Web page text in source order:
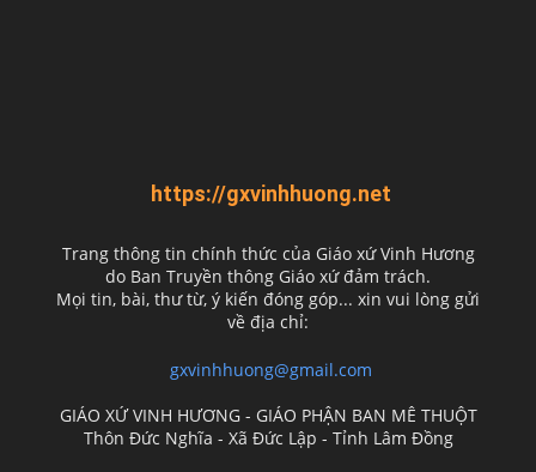
https://gxvinhhuong.net
Trang thông tin chính thức của Giáo xứ Vinh Hương
do Ban Truyền thông Giáo xứ đảm trách.
Mọi tin, bài, thư từ, ý kiến đóng góp... xin vui lòng gửi
về địa chỉ:
gxvinhhuong@gmail.com
GIÁO XỨ VINH HƯƠNG - GIÁO PHẬN BAN MÊ THUỘT
Thôn Đức Nghĩa - Xã Đức Lập - Tỉnh Lâm Đồng